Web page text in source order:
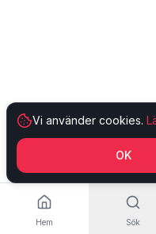
Hem Sök
Vi använder cookies.
OK